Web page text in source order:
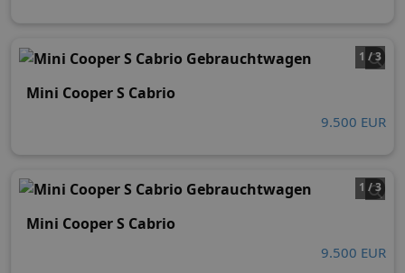
1 / 3
Mini Cooper S Cabrio
9.500 EUR
1 / 3
Mini Cooper S Cabrio
9.500 EUR